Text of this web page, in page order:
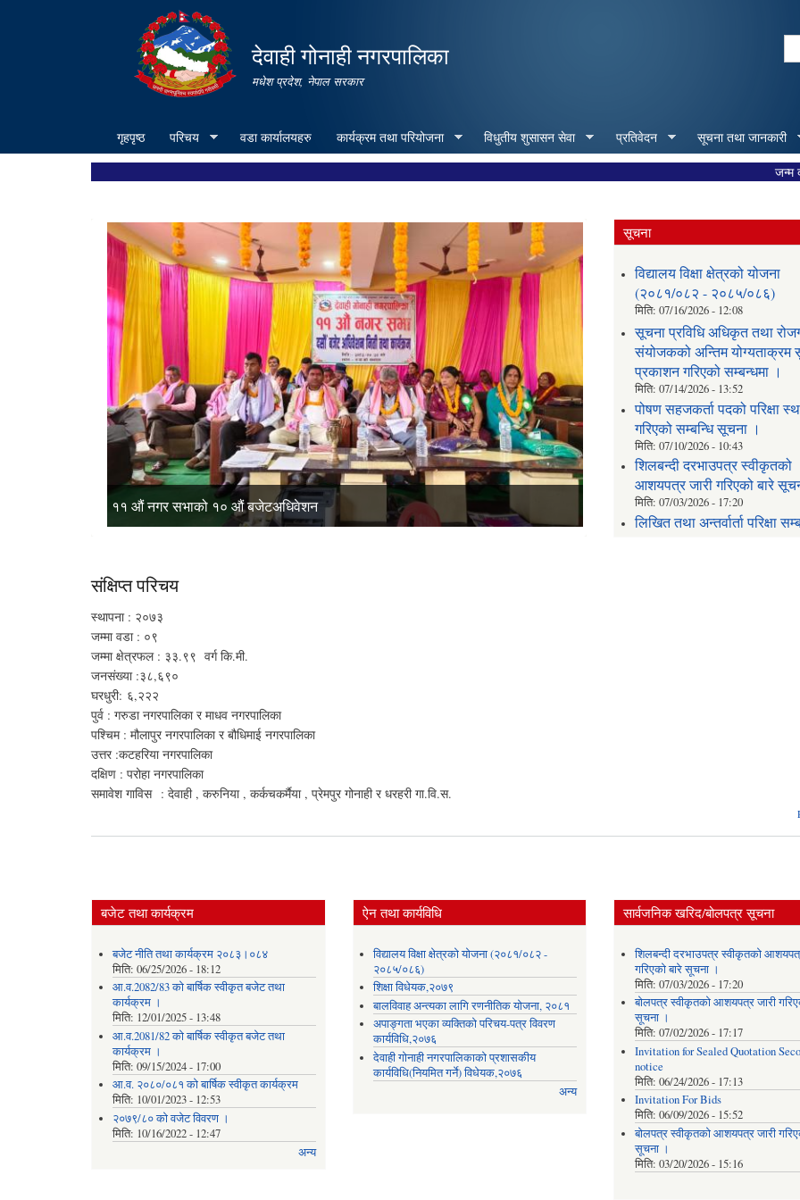
देवाही गोनाही नगरपालिका
मधेश प्रदेश, नेपाल सरकार
गृहपृष्ठ परिचय वडा कार्यालयहरु कार्यक्रम तथा परियोजना विधुतीय शुसासन सेवा प्रतिवेदन सूचना तथा जानकारी
जन्म दर्ता
११ औं नगर सभाको १० औं बजेटअधिवेशन
११ औं नगर सभाको १० औं बजेटअधिवेशन
फोटो
देवाही गोनाही नगरपालिकाको नक्सा
सूचना
विद्यालय विक्षा क्षेत्रको योजना
(२०८१/०८२ - २०८५/०८६)
मिति: 07/16/2026 - 12:08
सूचना प्रविधि अधिकृत तथा
संयोजकको अन्तिम योग्यताक्रम
प्रकाशन गरिएको सम्बन्धमा ।
मिति: 07/14/2026 - 13:52
पोषण सहजकर्ता पदको परिक्षा
गरिएको सम्बन्धि सूचना ।
मिति: 07/10/2026 - 10:43
शिलबन्दी दरभाउपत्र स्वीकृतको
आशयपत्र जारी गरिएको बारे
मिति: 07/03/2026 - 17:20
लिखित तथा अन्तर्वार्ता परिक्षा
संक्षिप्त परिचय
स्थापना : २०७३
जम्मा वडा : ०९
जम्मा क्षेत्रफल : ३३.९९ वर्ग कि.मी.
जनसंख्या :३८,६९०
घरधुरी: ६,२२२
पुर्व : गरुडा नगरपालिका र माधव नगरपालिका
पश्चिम : मौलापुर नगरपालिका र बौधिमाई नगरपालिका
उत्तर :कटहरिया नगरपालिका
दक्षिण : परोहा नगरपालिका
समावेश गाविस : देवाही , करुनिया , कर्कचकर्मैया , प्रेमपुर गोनाही र धरहरी गा.वि.स.
बजेट तथा कार्यक्रम
बजेट नीति तथा कार्यक्रम २०८३।०८४
मिति: 06/25/2026 - 18:12
आ.व.2082/83 को बार्षिक स्वीकृत बजेट तथा
कार्यक्रम ।
मिति: 12/01/2025 - 13:48
आ.व.2081/82 को बार्षिक स्वीकृत बजेट तथा
कार्यक्रम ।
मिति: 09/15/2024 - 17:00
आ.व. २०८०/०८१ को बार्षिक स्वीकृत कार्यक्रम
मिति: 10/01/2023 - 12:53
२०७९/८० को वजेट विवरण ।
मिति: 10/16/2022 - 12:47
अन्य
ऐन तथा कार्यविधि
विद्यालय विक्षा क्षेत्रको योजना (२०८१/०८२ -
२०८५/०८६)
शिक्षा विधेयक,२०७९
बालविवाह अन्त्यका लागि रणनीतिक योजना, २०८१
अपाङ्गता भएका व्यक्तिको परिचय-पत्र विवरण
कार्यविधि,२०७६
देवाही गोनाही नगरपालिकाको प्रशासकीय
कार्यविधि(नियमित गर्ने) विधेयक,२०७६
अन्य
सार्वजनिक खरिद/बोलपत्र सूचना
शिलबन्दी दरभाउपत्र स्वीकृतको
गरिएको बारे सूचना ।
मिति: 07/03/2026 - 17:20
बोलपत्र स्वीकृतको आशयपत्र जारी
सूचना ।
मिति: 07/02/2026 - 17:17
Invitation for Sealed Quotation
notice
मिति: 06/24/2026 - 17:13
Invitation For Bids
मिति: 06/09/2026 - 15:52
बोलपत्र स्वीकृतको आशयपत्र जारी
सूचना ।
मिति: 03/20/2026 - 15:16